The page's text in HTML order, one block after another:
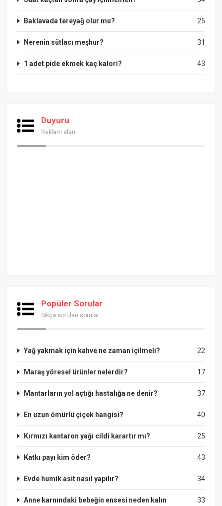
25
Baklavada tereyağ olur mu?
31
Nerenin sütlacı meşhur?
43
1 adet pide ekmek kaç kalori?
Duyuru
Reklam alanı
Popüler Sorular
Sıkça sorulan sorular
22
Yağ yakmak için kahve ne zaman içilmeli?
17
Maraş yöresel ürünler nelerdir?
37
Mantarların yol açtığı hastalığa ne denir?
40
En uzun ömürlü çiçek hangisi?
25
Kırmızı kantaron yağı cildi karartır mı?
43
Katkı payı kim öder?
34
Evde humik asit nasıl yapılır?
33
Anne karnındaki bebeğin ensesi neden kalın